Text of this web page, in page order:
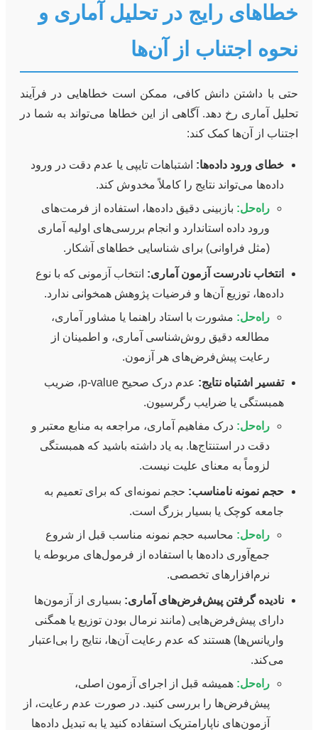
خطاهای رایج در تحلیل آماری و
نحوه اجتناب از آن‌ها
حتی با داشتن دانش کافی، ممکن است خطاهایی در فرآیند
تحلیل آماری رخ دهد. آگاهی از این خطاها می‌تواند به شما در
اجتناب از آن‌ها کمک کند:
خطای ورود داده‌ها: اشتباهات تایپی یا عدم دقت در ورود
داده‌ها می‌تواند نتایج را کاملاً مخدوش کند.
راه‌حل: بازبینی دقیق داده‌ها، استفاده از فرمت‌های
ورود داده استاندارد و انجام بررسی‌های اولیه آماری
(مثل فراوانی) برای شناسایی خطاهای آشکار.
انتخاب نادرست آزمون آماری: انتخاب آزمونی که با نوع
داده‌ها، توزیع آن‌ها و فرضیات پژوهش همخوانی ندارد.
راه‌حل: مشورت با استاد راهنما یا مشاور آماری،
مطالعه دقیق روش‌شناسی آماری، و اطمینان از
رعایت پیش‌فرض‌های هر آزمون.
تفسیر اشتباه نتایج:
عدم درک صحیح p-value، ضریب
همبستگی یا ضرایب رگرسیون.
راه‌حل: درک مفاهیم آماری، مراجعه به منابع معتبر و
دقت در استنتاج‌ها. به یاد داشته باشید که همبستگی
لزوماً به معنای علیت نیست.
حجم نمونه نامناسب: حجم نمونه‌ای که برای تعمیم به
جامعه کوچک یا بسیار بزرگ است.
راه‌حل: محاسبه حجم نمونه مناسب قبل از شروع
جمع‌آوری داده‌ها با استفاده از فرمول‌های مربوطه یا
نرم‌افزارهای تخصصی.
نادیده گرفتن پیش‌فرض‌های آماری: بسیاری از آزمون‌ها
دارای پیش‌فرض‌هایی (مانند نرمال بودن توزیع یا همگنی
واریانس‌ها) هستند که عدم رعایت آن‌ها، نتایج را بی‌اعتبار
می‌کند.
راه‌حل: همیشه قبل از اجرای آزمون اصلی،
پیش‌فرض‌ها را بررسی کنید. در صورت عدم رعایت، از
آزمون‌های ناپارامتریک استفاده کنید یا به تبدیل داده‌ها